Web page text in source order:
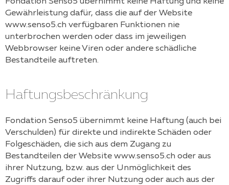
Gewährleistung dafür, dass die auf der Website
www.senso5.ch verfügbaren Funktionen nie
unterbrochen werden oder dass im jeweiligen
Webbrowser keine Viren oder andere schädliche
Bestandteile auftreten.
Haftungsbeschränkung
Fondation Senso5 übernimmt keine Haftung (auch bei
Verschulden) für direkte und indirekte Schäden oder
Folgeschäden, die sich aus dem Zugang zu
Bestandteilen der Website www.senso5.ch oder aus
ihrer Nutzung, bzw. aus der Unmöglichkeit des
Zugriffs darauf oder ihrer Nutzung oder auch aus der